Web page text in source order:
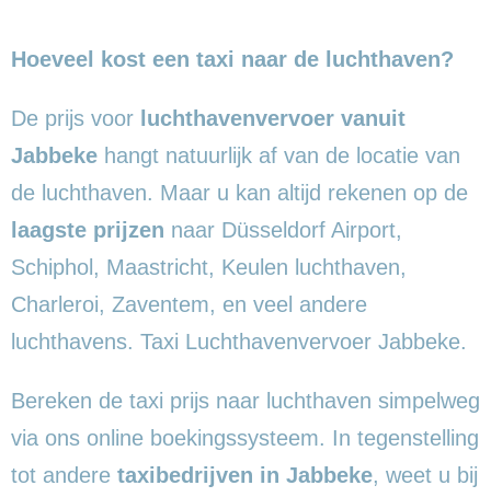
Hoeveel kost een taxi naar de luchthaven?
De prijs voor luchthavenvervoer vanuit
Jabbeke hangt natuurlijk af van de locatie van
de luchthaven. Maar u kan altijd rekenen op de
laagste prijzen naar Düsseldorf Airport,
Schiphol, Maastricht, Keulen luchthaven,
Charleroi, Zaventem, en veel andere
luchthavens. Taxi Luchthavenvervoer Jabbeke.
Bereken de taxi prijs naar luchthaven simpelweg
via ons online boekingssysteem. In tegenstelling
tot andere taxibedrijven in Jabbeke, weet u bij